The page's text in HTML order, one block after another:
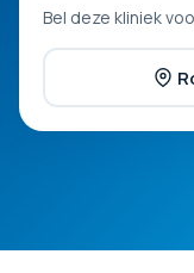
Bel deze kliniek